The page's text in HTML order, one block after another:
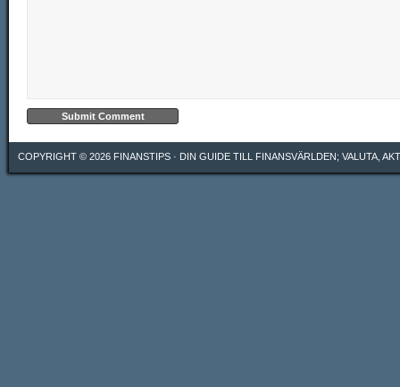
COPYRIGHT © 2026 FINANSTIPS · DIN GUIDE TILL FINANSVÄRLDEN; VALUTA,